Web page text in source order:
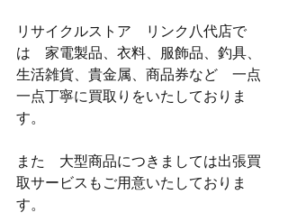
リサイクルストア　リンク八代店で
は　家電製品、衣料、服飾品、釣具、
生活雑貨、貴金属、商品券など　一点
一点丁寧に買取りをいたしておりま
す。
また　大型商品につきましては出張買
取サービスもご用意いたしておりま
す。